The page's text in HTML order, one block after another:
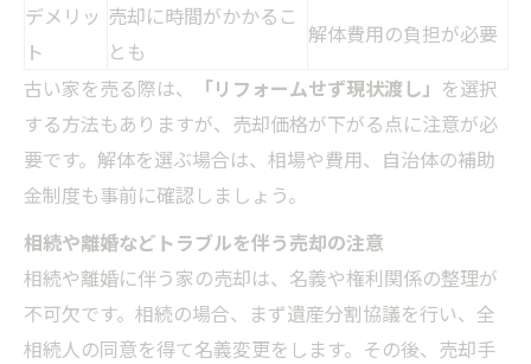
デメリッ
ト
売却に時間がかかるこ
とも
解体費用の負担が必要
古い家を売る際は、
「リフォームせず現状渡し」 を選択
する方法もありますが、売却価格が下がる点に注意が必
要です。解体を選ぶ場合は、相場や費用、自治体の補助
金制度も事前に確認しましょう。
相続や離婚などトラブルを伴う売却の注意
相続や離婚に伴う家の売却は、名義や権利関係の整理が
不可欠です。相続の場合、まず遺産分割協議を行い、全
相続人の同意を得て名義変更をします。その後、売却手